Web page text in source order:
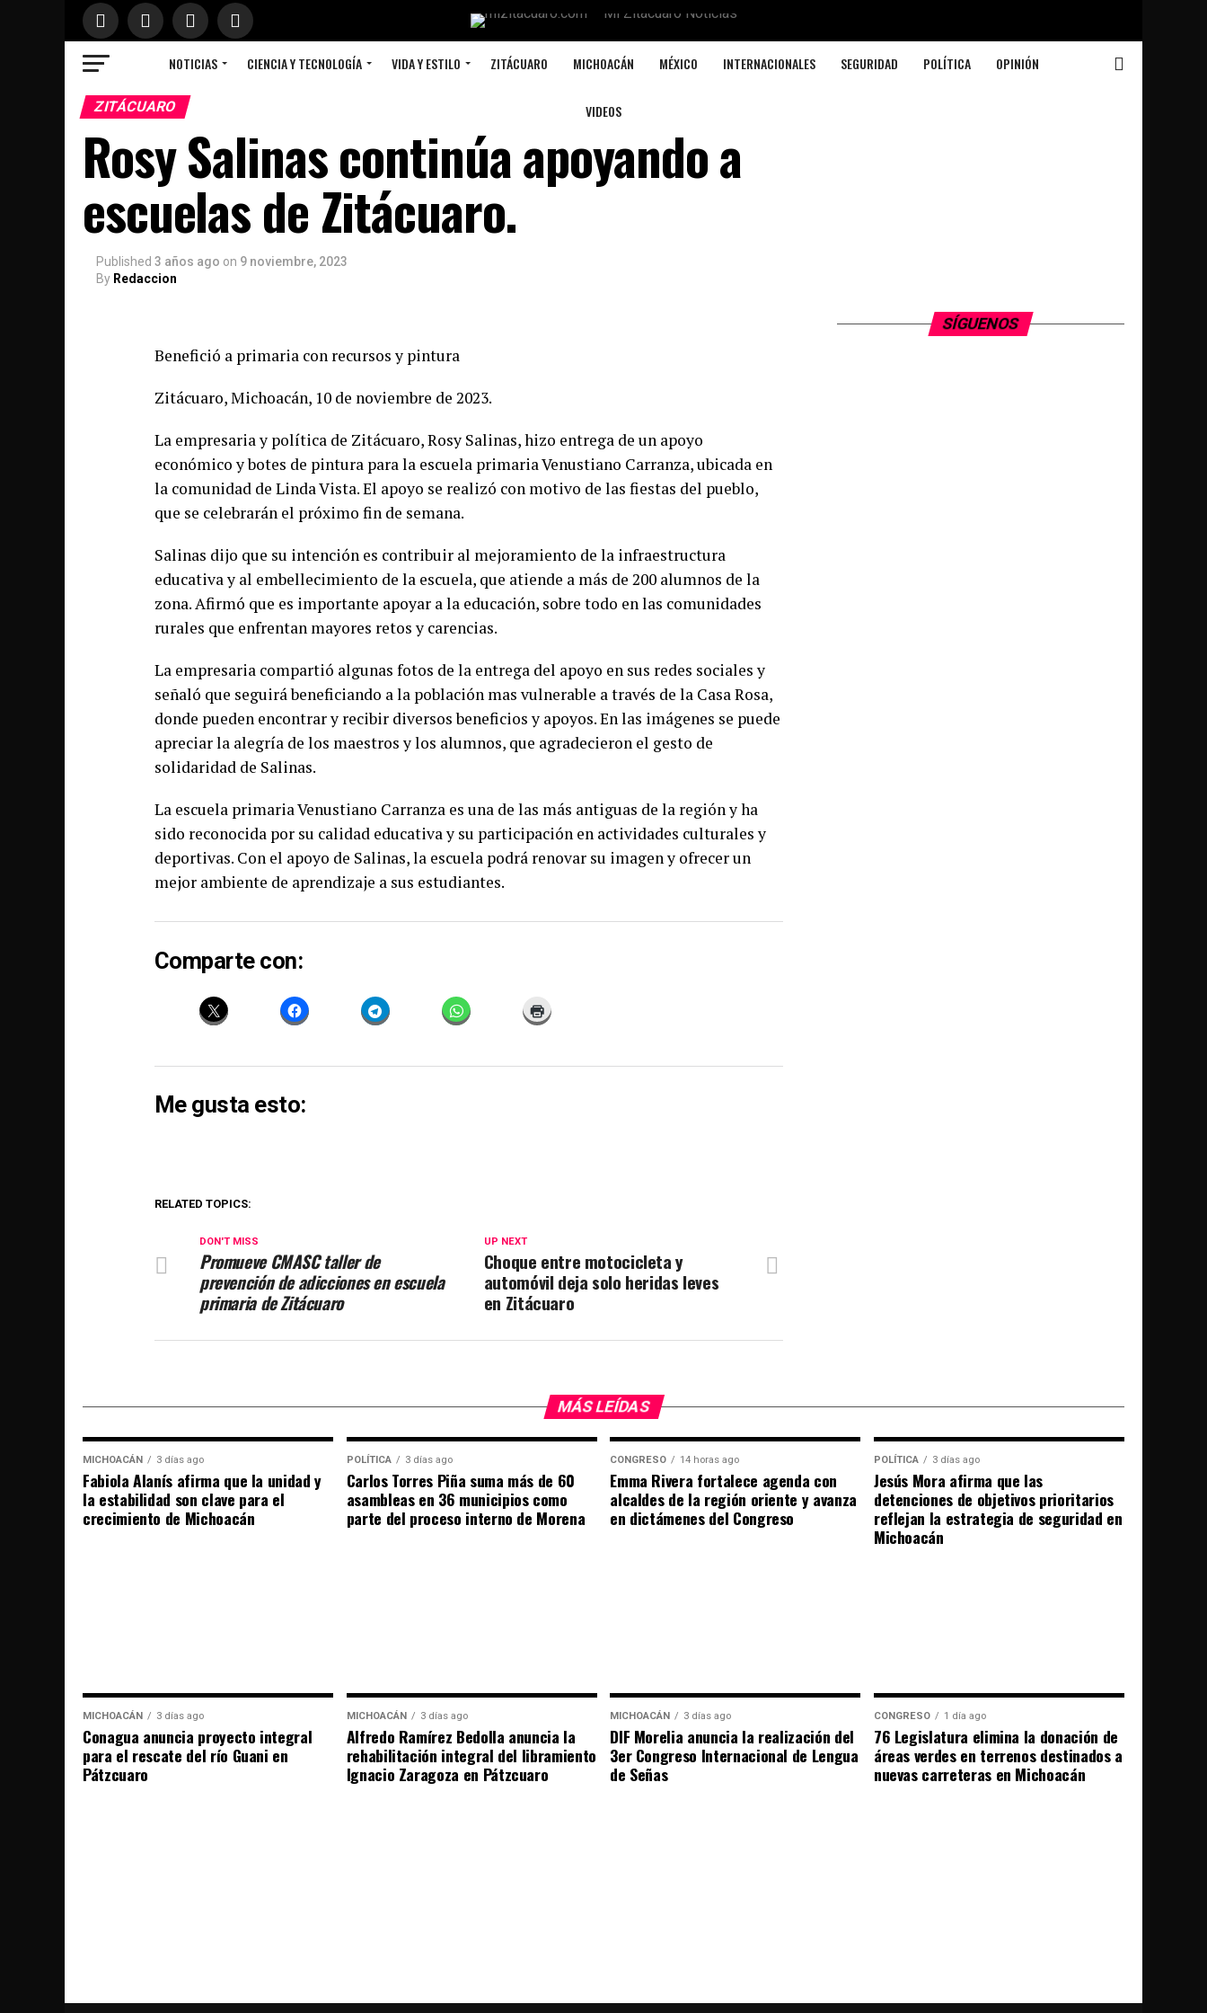
NOTICIAS CIENCIA Y TECNOLOGÍA VIDA Y ESTILO ZITÁCUARO MICHOACÁN MÉXICO INTERNACIONALES SEGURIDAD POLÍTICA OPINIÓN
VIDEOS
ZITÁCUARO
Rosy Salinas continúa apoyando a
escuelas de Zitácuaro.
Published 3 años ago on 9 noviembre, 2023
By Redaccion
Benefició a primaria con recursos y pintura
Zitácuaro, Michoacán, 10 de noviembre de 2023.
La empresaria y política de Zitácuaro, Rosy Salinas, hizo entrega de un apoyo
económico y botes de pintura para la escuela primaria Venustiano Carranza, ubicada en
la comunidad de Linda Vista. El apoyo se realizó con motivo de las fiestas del pueblo,
que se celebrarán el próximo fin de semana.
Salinas dijo que su intención es contribuir al mejoramiento de la infraestructura
educativa y al embellecimiento de la escuela, que atiende a más de 200 alumnos de la
zona. Afirmó que es importante apoyar a la educación, sobre todo en las comunidades
rurales que enfrentan mayores retos y carencias.
La empresaria compartió algunas fotos de la entrega del apoyo en sus redes sociales y
señaló que seguirá beneficiando a la población mas vulnerable a través de la Casa Rosa,
donde pueden encontrar y recibir diversos beneficios y apoyos. En las imágenes se puede
apreciar la alegría de los maestros y los alumnos, que agradecieron el gesto de
solidaridad de Salinas.
La escuela primaria Venustiano Carranza es una de las más antiguas de la región y ha
sido reconocida por su calidad educativa y su participación en actividades culturales y
deportivas. Con el apoyo de Salinas, la escuela podrá renovar su imagen y ofrecer un
mejor ambiente de aprendizaje a sus estudiantes.
Comparte con:
Me gusta esto:
RELATED TOPICS:
UP NEXT
Choque entre motocicleta y
automóvil deja solo heridas leves
en Zitácuaro
DON'T MISS
Promueve CMASC taller de
prevención de adicciones en escuela
primaria de Zitácuaro
SÍGUENOS
MÁS LEÍDAS
MICHOACÁN 3 días ago
Fabiola Alanís afirma que la unidad y
la estabilidad son clave para el
crecimiento de Michoacán
POLÍTICA 3 días ago
Carlos Torres Piña suma más de 60
asambleas en 36 municipios como
parte del proceso interno de Morena
CONGRESO 14 horas ago
Emma Rivera fortalece agenda con
alcaldes de la región oriente y avanza
en dictámenes del Congreso
POLÍTICA 3 días ago
Jesús Mora afirma que las
detenciones de objetivos prioritarios
reflejan la estrategia de seguridad en
Michoacán
MICHOACÁN 3 días ago
Conagua anuncia proyecto integral
para el rescate del río Guani en
Pátzcuaro
MICHOACÁN 3 días ago
Alfredo Ramírez Bedolla anuncia la
rehabilitación integral del libramiento
Ignacio Zaragoza en Pátzcuaro
MICHOACÁN 3 días ago
DIF Morelia anuncia la realización del
3er Congreso Internacional de Lengua
de Señas
CONGRESO 1 día ago
76 Legislatura elimina la donación de
áreas verdes en terrenos destinados a
nuevas carreteras en Michoacán